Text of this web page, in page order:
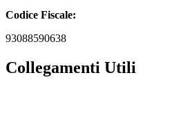
Codice Fiscale:
93088590638
Collegamenti Utili